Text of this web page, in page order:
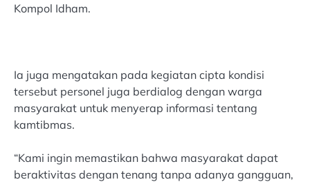
Kompol Idham.
Ia juga mengatakan pada kegiatan cipta kondisi
tersebut personel juga berdialog dengan warga
masyarakat untuk menyerap informasi tentang
kamtibmas.
“Kami ingin memastikan bahwa masyarakat dapat
beraktivitas dengan tenang tanpa adanya gangguan,